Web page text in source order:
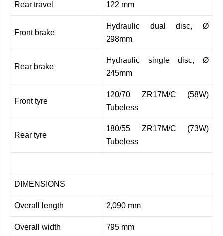
Rear travel 122 mm
Front brake
Hydraulic dual disc, Ø
298mm
Rear brake
Hydraulic single disc, Ø
245mm
Front tyre
120/70 ZR17M/C (58W)
Tubeless
Rear tyre
180/55 ZR17M/C (73W)
Tubeless
DIMENSIONS
Overall length 2,090 mm
Overall width 795 mm